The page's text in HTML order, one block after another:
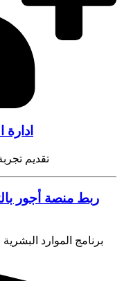
تقديم
ربط منصة أجور
برنامج الموارد